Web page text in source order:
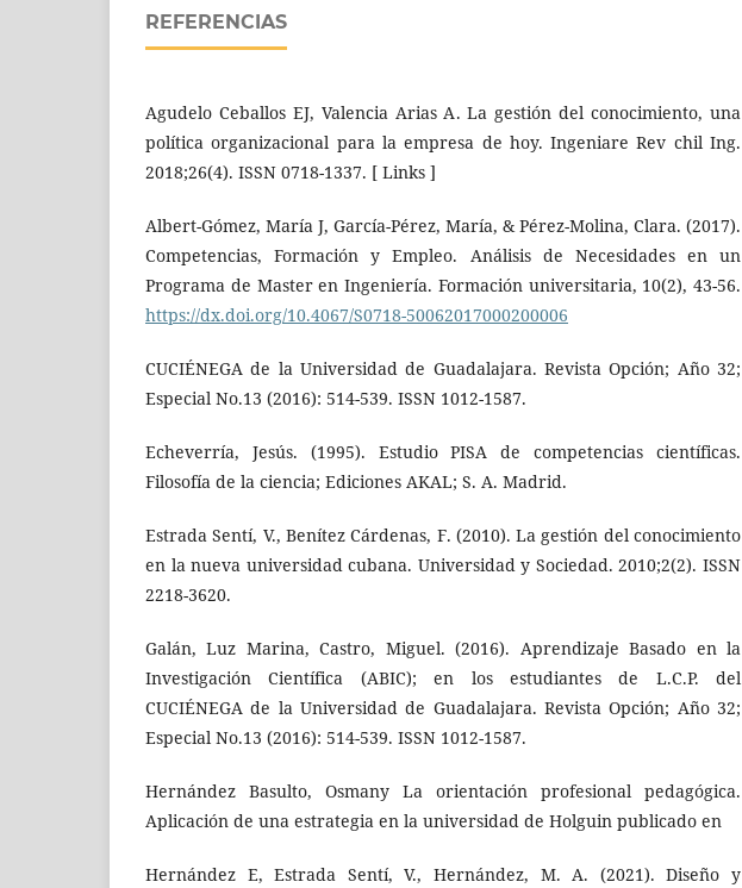
REFERENCIAS
Agudelo Ceballos EJ, Valencia Arias A. La gestión del conocimiento, una
política organizacional para la empresa de hoy. Ingeniare Rev chil Ing.
2018;26(4). ISSN 0718-1337. [ Links ]
Albert-Gómez, María J, García-Pérez, María, & Pérez-Molina, Clara. (2017).
Competencias, Formación y Empleo. Análisis de Necesidades en un
Programa de Master en Ingeniería. Formación universitaria, 10(2), 43-56.
https://dx.doi.org/10.4067/S0718-50062017000200006
CUCIÉNEGA de la Universidad de Guadalajara. Revista Opción; Año 32;
Especial No.13 (2016): 514-539. ISSN 1012-1587.
Echeverría, Jesús. (1995). Estudio PISA de competencias científicas.
Filosofía de la ciencia; Ediciones AKAL; S. A. Madrid.
Estrada Sentí, V., Benítez Cárdenas, F. (2010). La gestión del conocimiento
en la nueva universidad cubana. Universidad y Sociedad. 2010;2(2). ISSN
2218-3620.
Galán, Luz Marina, Castro, Miguel. (2016). Aprendizaje Basado en la
Investigación Científica (ABIC); en los estudiantes de L.C.P. del
CUCIÉNEGA de la Universidad de Guadalajara. Revista Opción; Año 32;
Especial No.13 (2016): 514-539. ISSN 1012-1587.
Hernández Basulto, Osmany La orientación profesional pedagógica.
Aplicación de una estrategia en la universidad de Holguin publicado en
Hernández E, Estrada Sentí, V., Hernández, M. A. (2021). Diseño y